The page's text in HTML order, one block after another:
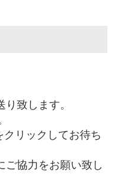
致します。
リックしてお待ち
ご協力をお願い致し